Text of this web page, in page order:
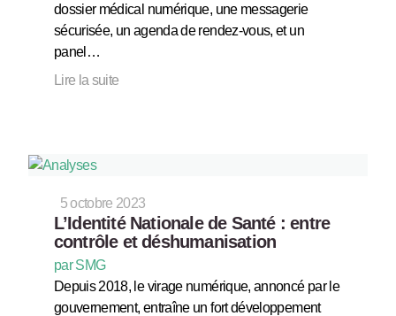
dossier médical numérique, une messagerie
sécurisée, un agenda de rendez-vous, et un
panel…
Lire la suite
5 octobre 2023
L’Identité Nationale de Santé : entre
contrôle et déshumanisation
par SMG
Depuis 2018, le virage numérique, annoncé par le
gouvernement, entraîne un fort développement